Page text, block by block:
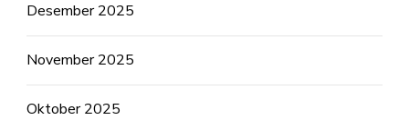
Desember 2025
November 2025
Oktober 2025